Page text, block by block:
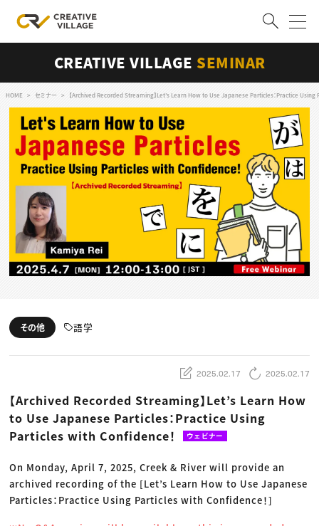
ログイン
RECRUIT
クリエイター求人を探す
CREATIVE JOB求人検索
特集求人
採用説明会
転職支援サービス
CONTENTS
スキルアップしたい！
動画配信・映像制作
編集・ライティング
ディレクション
TOP Creator’s コラム トップ
Webクリエイター
ゲームクリエイター
クリエイターインタビュー
C＆R Magazine
セミナー
ニュース・トレンド トップ
Web
映像
ゲーム・エンタメ
広告
CREATIVE VILLAGEからのお知らせ
プロフェッショナル×つながる×メディア
CREATIVE VILLAGE SEMINAR
HOME セミナー 【Archived Recorded Streaming】Let’s Learn How to Use Japanese Particles：Practice
その他 語学
2025.02.17 2025.02.17
【Archived Recorded Streaming】Let’s Learn How
to Use Japanese Particles：Practice Using
Particles with Confidence！
ウェビナー
On Monday, April 7, 2025, Creek & River will provide an
archived recording of the [Let’s Learn How to Use Japanese
Particles：Practice Using Particles with Confidence！]